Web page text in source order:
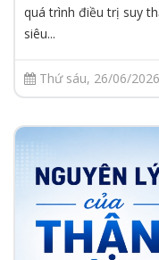
quá trình điều trị suy
siêu...
Thứ sáu, 26/06/2026